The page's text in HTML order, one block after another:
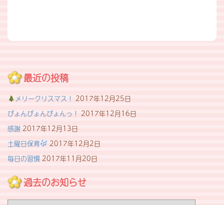
最近の投稿
メリークリスマス！ 2017年12月25日
びょんびょんびょんっ！ 2017年12月16日
感謝 2017年12月13日
土曜日保育
2017年12月2日
毎日の習慣 2017年11月20日
過去のお知らせ
過